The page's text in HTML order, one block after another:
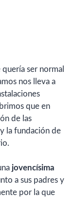
nos lleva a
que en
de las
la fundación de
jovencísima
a sus padres y
por la que